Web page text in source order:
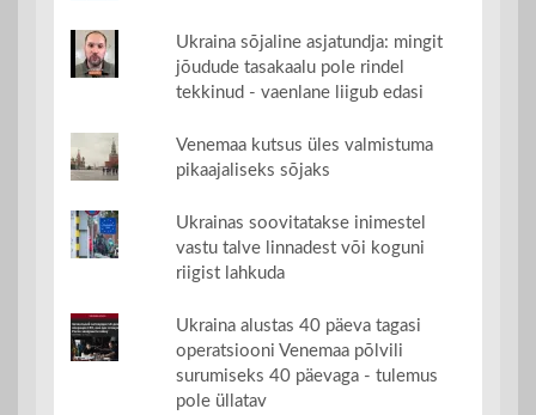
Ukraina sõjaline asjatundja: mingit
jõudude tasakaalu pole rindel
tekkinud - vaenlane liigub edasi
Venemaa kutsus üles valmistuma
pikaajaliseks sõjaks
Ukrainas soovitatakse inimestel
vastu talve linnadest või koguni
riigist lahkuda
Ukraina alustas 40 päeva tagasi
operatsiooni Venemaa põlvili
surumiseks 40 päevaga - tulemus
pole üllatav